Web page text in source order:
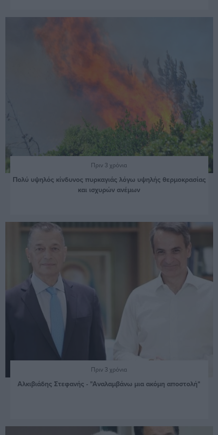
Πριν 3 χρόνια
Πολύ υψηλός κίνδυνος πυρκαγιάς λόγω υψηλής θερμοκρασίας
και ισχυρών ανέμων
Πριν 3 χρόνια
Αλκιβιάδης Στεφανής - "Αναλαμβάνω μια ακόμη αποστολή"